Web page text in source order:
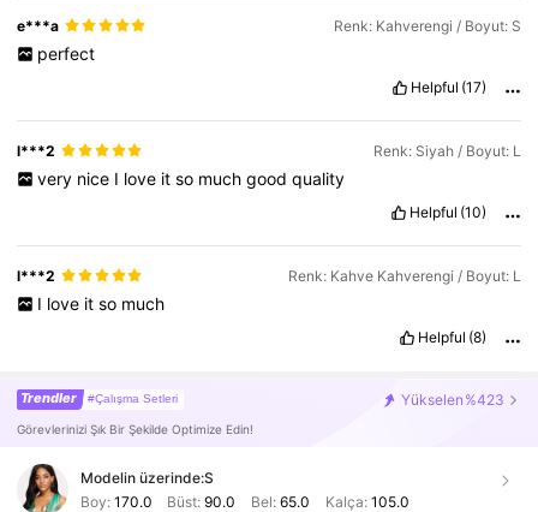
e***a Renk: Kahverengi / Boyut: S
perfect
Helpful (17)
l***2 Renk: Siyah / Boyut: L
very nice I love it so much good quality
Helpful (10)
l***2 Renk: Kahve Kahverengi / Boyut: L
I love it so much
Helpful (8)
Trendler #Çalışma Setleri Yükselen %423
Görevlerinizi Şık Bir Şekilde Optimize Edin!
Modelin üzerinde:S
Boy: 170.0 Büst:90.0 Bel: 65.0 Kalça: 105.0